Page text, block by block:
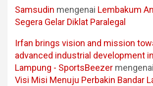
Samsudin mengenai Lembakum
Segera Gelar Diklat Paralegal
Irfan brings vision and mission
advanced industrial development
Lampung - SportsBeezer mengenai
Visi Misi Menuju Perbakin Bandar